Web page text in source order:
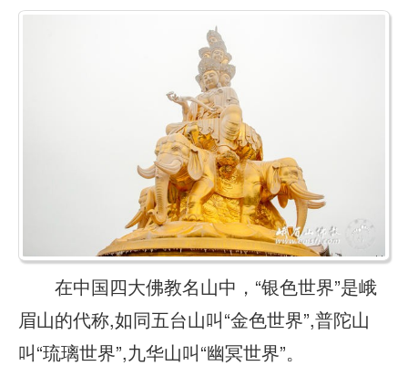
在中国四大佛教名山中，“银色世界”是峨
眉山的代称,如同五台山叫“金色世界”,普陀山
叫“琉璃世界”,九华山叫“幽冥世界”。